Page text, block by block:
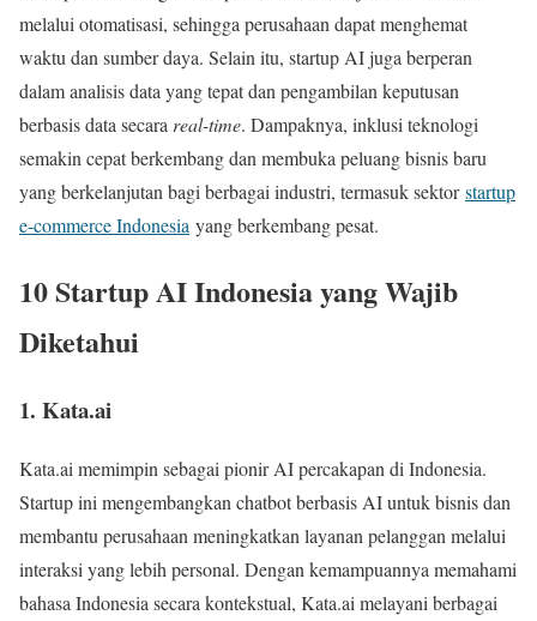
melalui otomatisasi, sehingga perusahaan dapat menghemat
waktu dan sumber daya. Selain itu, startup AI juga berperan
dalam analisis data yang tepat dan pengambilan keputusan
berbasis data secarareal-time. Dampaknya, inklusi teknologi
semakin cepat berkembang dan membuka peluang bisnis baru
yang berkelanjutan bagi berbagai industri, termasuk sektorstartup
e-commerce Indonesia yang berkembang pesat.
10 Startup AI Indonesia yang Wajib
Diketahui
1. Kata.ai
Kata.ai memimpin sebagai pionir AI percakapan di Indonesia.
Startup ini mengembangkan chatbot berbasis AI untuk bisnis dan
membantu perusahaan meningkatkan layanan pelanggan melalui
interaksi yang lebih personal. Dengan kemampuannya memahami
bahasa Indonesia secara kontekstual, Kata.ai melayani berbagai